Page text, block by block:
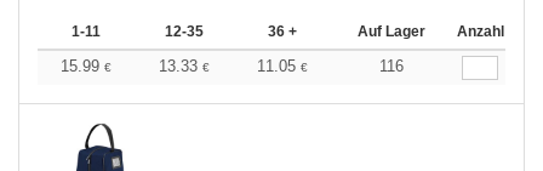
1-11 12-35 36 + Auf Lager Anzahl
15.99 € 13.33 € 11.05 € 116